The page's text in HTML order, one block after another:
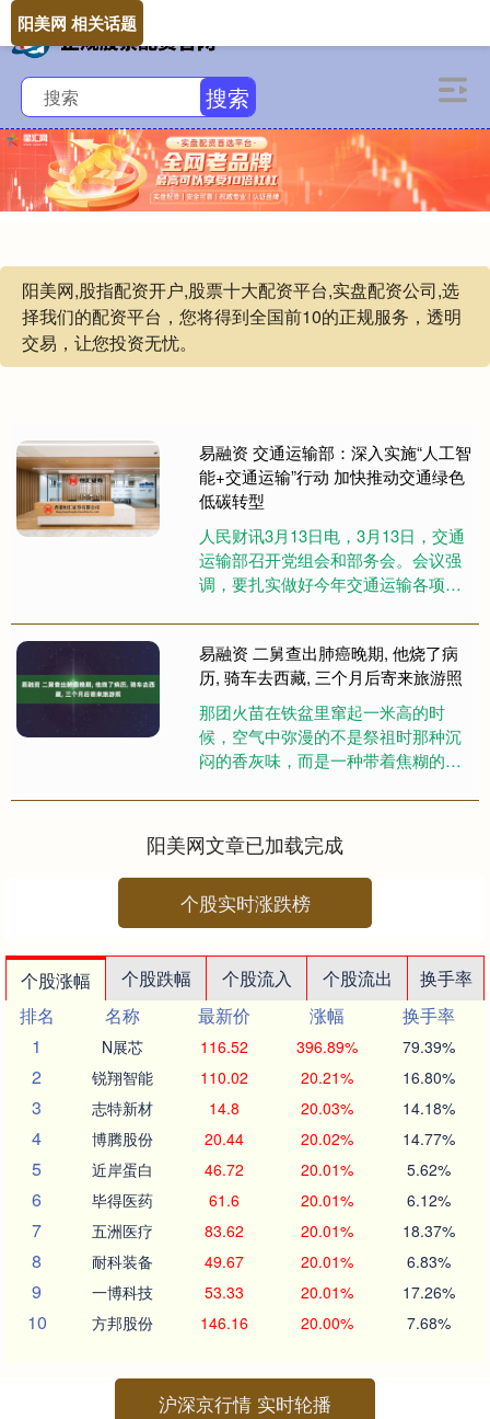
搜索
阳美网,股指配资开户,股票十大配资平台,实盘配资公司,选
择我们的配资平台，您将得到全国前10的正规服务，透明
交易，让您投资无忧。
阳美网 相关话题
易融资 交通运输部：深入实施“人工智
能+交通运输”行动 加快推动交通绿色
低碳转型
人民财讯3月13日电，3月13日，交通
运输部召开党组会和部务会。会议强
调，要扎实做好今年交通运输各项工
题，着力研究解决制约交通运输....
易融资 二舅查出肺癌晚期, 他烧了病
历, 骑车去西藏, 三个月后寄来旅游照
那团火苗在铁盆里窜起一米高的时
候，空气中弥漫的不是祭祖时那种沉
闷的香灰味，而是一种带着焦糊的、
我冲进院子时，二舅正把最后一张
C....
阳美网文章已加载完成
个股实时涨跌榜
个股涨幅 个股跌幅 个股流入 个股流出
换手率
排名
名称 最新价 涨幅
换手率
1
N展芯 116.52 396.89% 79.39%
2 锐翔智能 110.02 20.21% 16.80%
3 志特新材 14.8 20.03% 14.18%
4 博腾股份 20.44 20.02% 14.77%
5 近岸蛋白 46.72 20.01% 5.62%
6 毕得医药 61.6 20.01% 6.12%
7 五洲医疗 83.62 20.01% 18.37%
8 耐科装备 49.67 20.01% 6.83%
9 一博科技 53.33 20.01% 17.26%
10 方邦股份 146.16 20.00% 7.68%
沪深京行情 实时轮播